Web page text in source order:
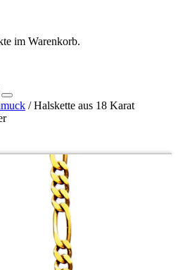
im Warenkorb.
Search/ Halskette aus 18 Karat